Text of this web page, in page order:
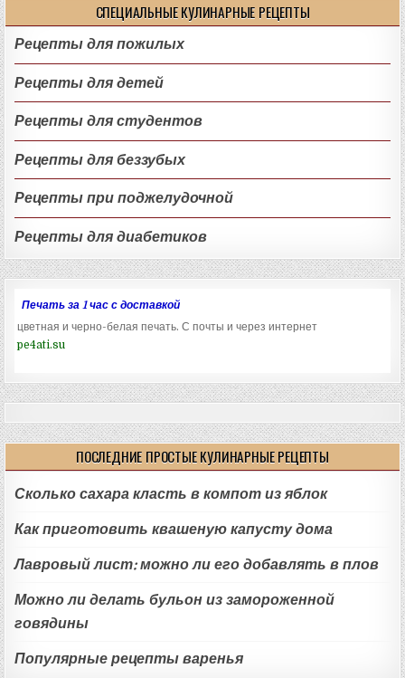
СПЕЦИАЛЬНЫЕ КУЛИНАРНЫЕ РЕЦЕПТЫ
Рецепты для пожилых
Рецепты для детей
Рецепты для студентов
Рецепты для беззубых
Рецепты при поджелудочной
Рецепты для диабетиков
Печать за 1 час с доставкой
цветная и черно-белая печать. С почты и через интернет
pe4ati.su
ПОСЛЕДНИЕ ПРОСТЫЕ КУЛИНАРНЫЕ РЕЦЕПТЫ
Сколько сахара класть в компот из яблок
Как приготовить квашеную капусту дома
Лавровый лист: можно ли его добавлять в плов
Можно ли делать бульон из замороженной
говядины
Популярные рецепты варенья